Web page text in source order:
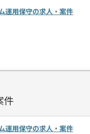
駐での作業を見込んでおり
運用保守の求人・案件
件
運用保守の求人・案件